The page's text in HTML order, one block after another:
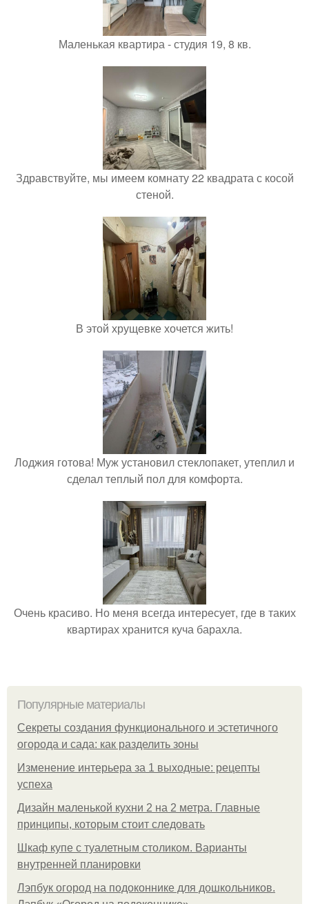
Маленькая квартира - студия 19, 8 кв.
Здравствуйте, мы имеем комнату 22 квадрата с косой
стеной.
В этой хрущевке хочется жить!
Лоджия готова! Муж установил стеклопакет, утеплил и
сделал теплый пол для комфорта.
Очень красиво. Но меня всегда интересует, где в таких
квартирах хранится куча барахла.
Популярные материалы
Секреты создания функционального и эстетичного
огорода и сада: как разделить зоны
Изменение интерьера за 1 выходные: рецепты
успеха
Дизайн маленькой кухни 2 на 2 метра. Главные
принципы, которым стоит следовать
Шкаф купе с туалетным столиком. Варианты
внутренней планировки
Лэпбук огород на подоконнике для дошкольников.